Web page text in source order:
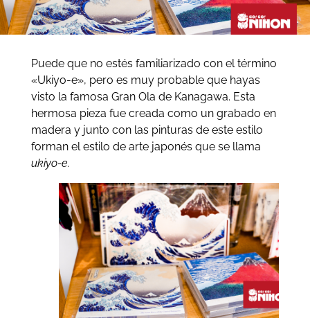
Puede que no estés familiarizado con el término
«Ukiyo-e», pero es muy probable que hayas
visto la famosa Gran Ola de Kanagawa. Esta
hermosa pieza fue creada como un grabado en
madera y junto con las pinturas de este estilo
forman el estilo de arte japonés que se llama
ukiyo-e.